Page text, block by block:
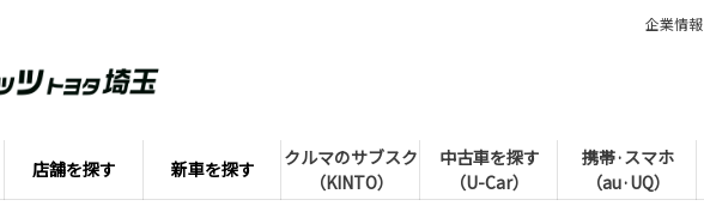
店舗を探す 新車を探す
クルマのサブスク
（KINTO）
中古車を探す
（U-Car）
携帯·スマホ
（au·UQ）
企業情報